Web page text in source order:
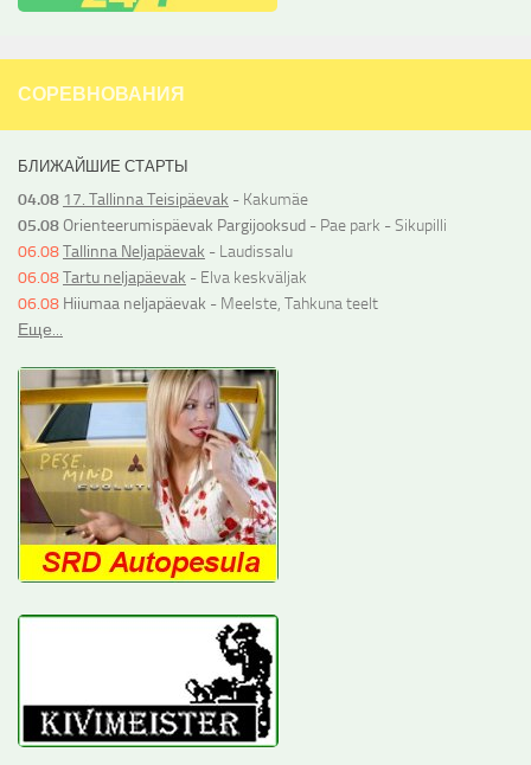
СОРЕВНОВАНИЯ
БЛИЖАЙШИЕ СТАРТЫ
04.08 17. Tallinna Teisipäevak - Kakumäe
05.08 Orienteerumispäevak Pargijooksud - Pae park - Sikupilli
06.08Tallinna Neljapäevak - Laudissalu
06.08Tartu neljapäevak - Elva keskväljak
06.08 Hiiumaa neljapäevak - Meelste, Tahkuna teelt
Еще...